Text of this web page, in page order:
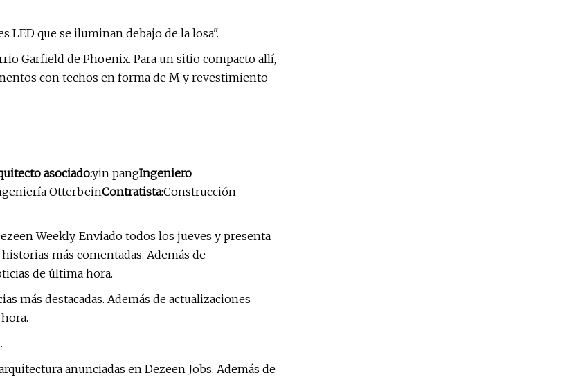
LED que se iluminan debajo de la losa".
Garfield de Phoenix. Para un sitio compacto allí,
con techos en forma de M y revestimiento
asociado:yin pangIngeniero
OtterbeinContratista:Construcción
Weekly. Enviado todos los jueves y presenta
más comentadas. Además de
de última hora.
más destacadas. Además de actualizaciones
anunciadas en Dezeen Jobs. Además de